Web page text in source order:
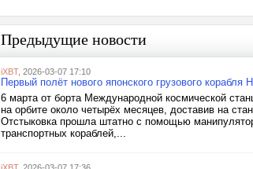
Предыдущие новости
iXBT, 2026-03-07 17:10
Первый полёт нового японского грузового
6 марта от борта Международной космической
на орбите около четырёх месяцев, доставив на
Отстыковка прошла штатно с помощью
транспортных кораблей,...